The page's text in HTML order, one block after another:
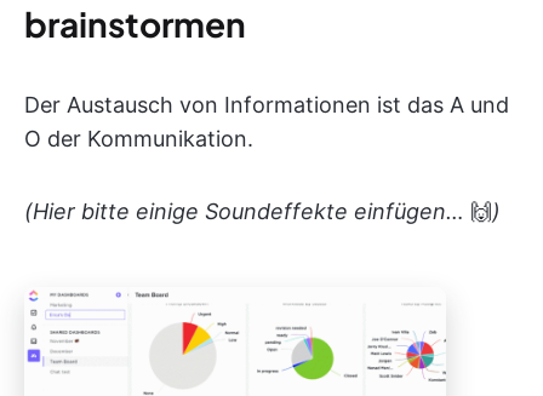
brainstormen
Der Austausch von Informationen ist das A und
O der Kommunikation.
(Hier bitte einige Soundeffekte einfügen… 🙌)